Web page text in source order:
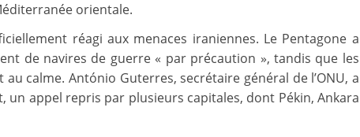
orientale.
réagi aux menaces iraniennes. Le Pentagone a
de navires de guerre « par précaution », tandis que les
calme. António Guterres, secrétaire général de l’ONU, a
un appel repris par plusieurs capitales, dont Pékin, Ankara